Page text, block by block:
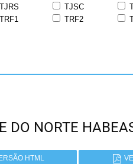
TJRS TJSC
TRF1 TRF2
DO NORTE
HTML